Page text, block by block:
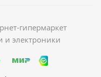
гипермаркет
и электроники